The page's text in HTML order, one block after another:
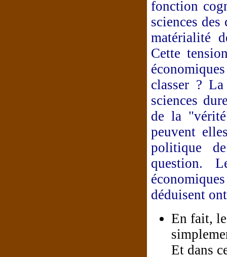
fonction
sciences
matérialité
Cette
classer ?
sciences
de la
peuvent
politique
question.
déduisent
En fait,
Et dans